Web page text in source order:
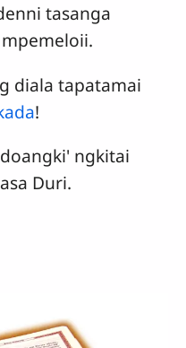
tasanga
diala tapatamai
!
ngkitai
Duri.